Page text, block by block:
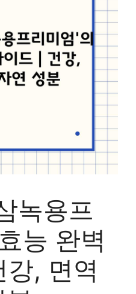
녹용프
능 완벽
, 면역